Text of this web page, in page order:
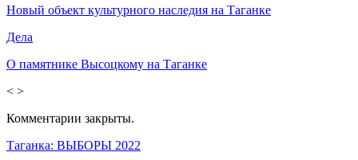
Новый объект культурного наследия на Таганке
Дела
О памятнике Высоцкому на Таганке
< >
Комментарии закрыты.
Таганка: ВЫБОРЫ 2022